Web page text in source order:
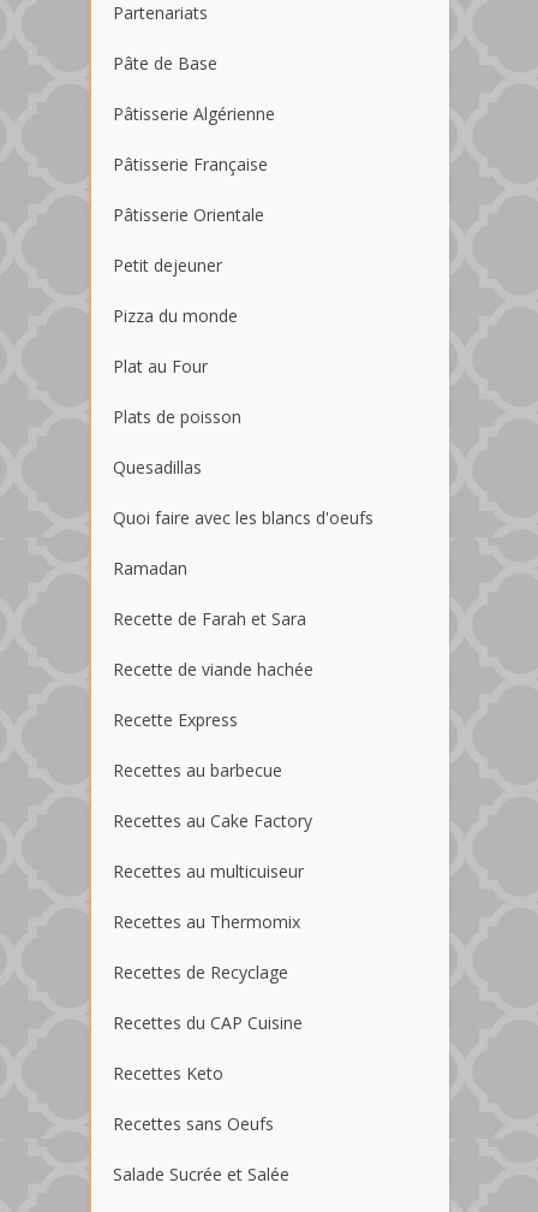
Partenariats
Pâte de Base
Pâtisserie Algérienne
Pâtisserie Française
Pâtisserie Orientale
Petit dejeuner
Pizza du monde
Plat au Four
Plats de poisson
Quesadillas
Quoi faire avec les blancs d'oeufs
Ramadan
Recette de Farah et Sara
Recette de viande hachée
Recette Express
Recettes au barbecue
Recettes au Cake Factory
Recettes au multicuiseur
Recettes au Thermomix
Recettes de Recyclage
Recettes du CAP Cuisine
Recettes Keto
Recettes sans Oeufs
Salade Sucrée et Salée